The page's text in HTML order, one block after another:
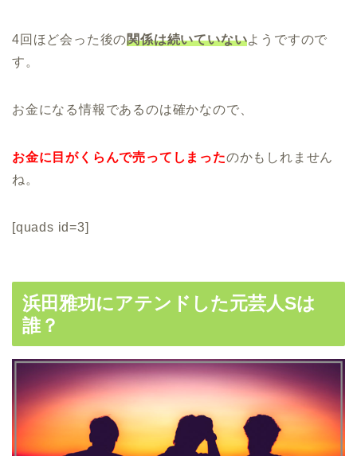
4回ほど会った後の関係は続いていないようですので
す。
お金になる情報であるのは確かなので、
お金に目がくらんで売ってしまったのかもしれません
ね。
[quads id=3]
浜田雅功にアテンドした元芸人Sは
誰？